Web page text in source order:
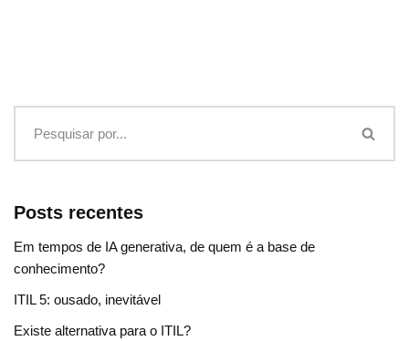
Posts recentes
Em tempos de IA generativa, de quem é a base de
conhecimento?
ITIL 5: ousado, inevitável
Existe alternativa para o ITIL?